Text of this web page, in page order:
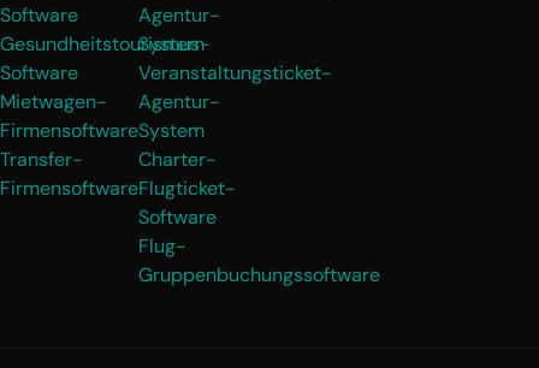
Software
Gesundheitstourismus-
Software
Mietwagen-
Firmensoftware
Transfer-
Firmensoftware
Agentur-
System
Veranstaltungsticket-
Agentur-
System
Charter-
Flugticket-
Software
Flug-
Gruppenbuchungssoftware